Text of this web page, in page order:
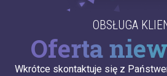
OBSŁUGA
Oferta
Wkrótce skontaktuje się z